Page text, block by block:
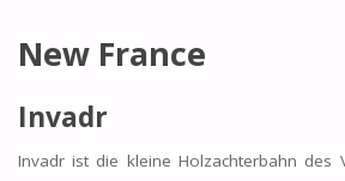
New France
Invadr
Invadr ist die kleine Holzachterbahn des